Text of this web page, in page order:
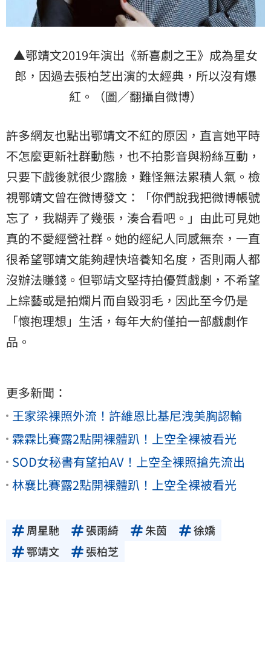
▲鄂靖文2019年演出《新喜劇之王》成為星女
郎，因過去張柏芝出演的太經典，所以沒有爆
紅。（圖／翻攝自微博）
許多網友也點出鄂靖文不紅的原因，直言她平時
不怎麼更新社群動態，也不拍影音與粉絲互動，
只要下戲後就很少露臉，難怪無法累積人氣。檢
視鄂靖文曾在微博發文：「你們說我把微博帳號
忘了，我糊弄了幾張，湊合看吧。」由此可見她
真的不愛經營社群。她的經紀人同感無奈，一直
很希望鄂靖文能夠趕快培養知名度，否則兩人都
沒辦法賺錢。但鄂靖文堅持拍優質戲劇，不希望
上綜藝或是拍爛片而自毀羽毛，因此至今仍是
「懷抱理想」生活，每年大約僅拍一部戲劇作
品。
更多新聞：
王家梁裸照外流！許維恩比基尼洩美胸認輸
霖霖比賽露2點開裸體趴！上空全裸被看光
SOD女秘書有望拍AV！上空全裸照搶先流出
林襄比賽露2點開裸體趴！上空全裸被看光
周星馳 張雨綺 朱茵
徐嬌
鄂靖文
張柏芝